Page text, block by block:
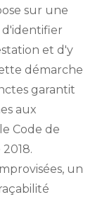
sur une
et d'y
démarche
garantit
aux
Code de
un